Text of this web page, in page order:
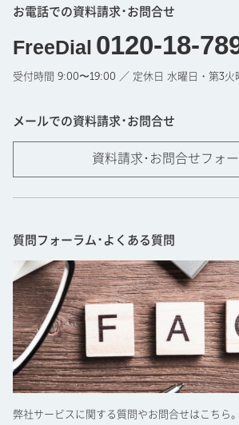
お電話での資料請求･お問合せ
FreeDial 0120-18-
受付時間 9:00〜19:00 ／ 定休日 水曜日・第3火
メールでの資料請求･お問合せ
資料請求･お問合せフォ
質問フォーラム･よくある質問
弊社サービスに関する質問やお問合せはこちら